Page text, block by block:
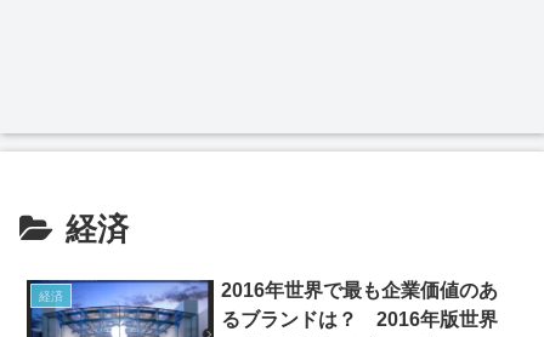
経済
経済
2016年世界で最も企業価値のあ
るブランドは？ 2016年版世界